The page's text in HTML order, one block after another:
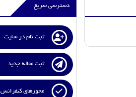
دسترسی سریع
ثبت نام در سایت
ثبت مقاله جدید
محورهای کنفرانس